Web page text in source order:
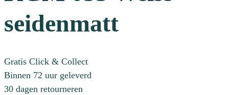
seidenmatt
Gratis Click & Collect
Binnen 72 uur geleverd
30 dagen retourneren